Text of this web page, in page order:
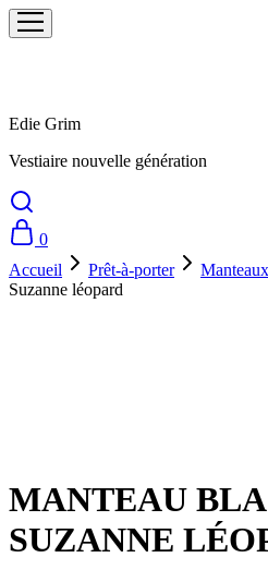
Edie Grim
Vestiaire nouvelle génération
0
Accueil
Prêt-à-porter Manteaux
Suzanne léopard
MANTEAU
SUZANNE